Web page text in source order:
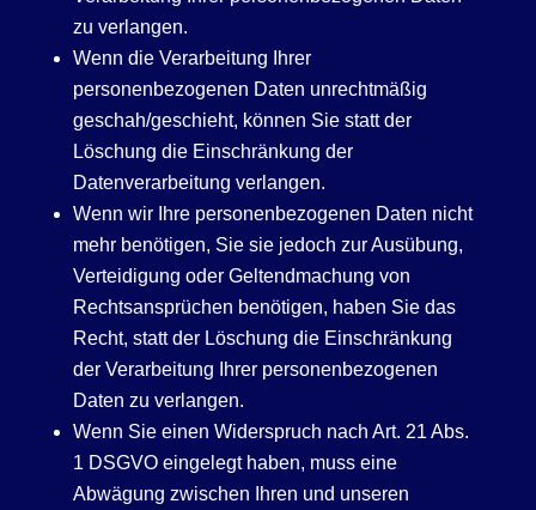
zu verlangen.
Wenn die Verarbeitung Ihrer
personenbezogenen Daten unrechtmäßig
geschah/geschieht, können Sie statt der
Löschung die Einschränkung der
Datenverarbeitung verlangen.
Wenn wir Ihre personenbezogenen Daten nicht
mehr benötigen, Sie sie jedoch zur Ausübung,
Verteidigung oder Geltendmachung von
Rechtsansprüchen benötigen, haben Sie das
Recht, statt der Löschung die Einschränkung
der Verarbeitung Ihrer personenbezogenen
Daten zu verlangen.
Wenn Sie einen Widerspruch nach Art. 21 Abs.
1 DSGVO eingelegt haben, muss eine
Abwägung zwischen Ihren und unseren